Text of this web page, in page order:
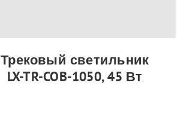
Трековый светильник
LX-TR-COB-1050, 45 Вт